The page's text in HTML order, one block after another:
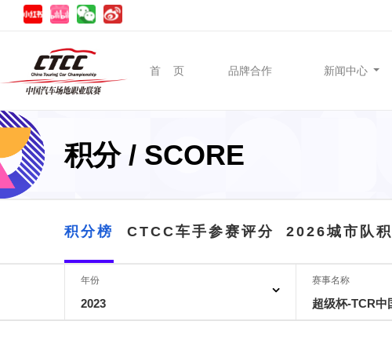
首 页 品牌合作 新闻中心
积分 / SCORE
积分榜 CTCC车手参赛评分 2026城市队
年份
2023
赛事名称
超级杯-TCR中